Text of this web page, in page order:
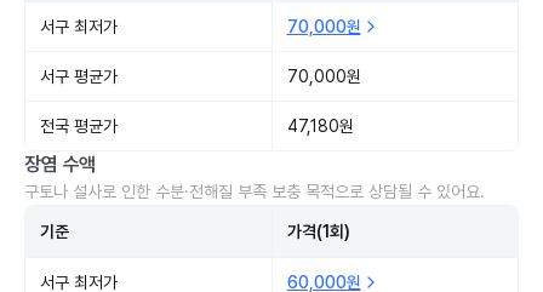
서구 최저가 70,000원
서구 평균가 70,000원
전국 평균가 47,180원
장염 수액
구토나 설사로 인한 수분·전해질 부족 보충 목적으로 상담될 수 있어요.
기준 가격(1회)
서구 최저가 60,000원